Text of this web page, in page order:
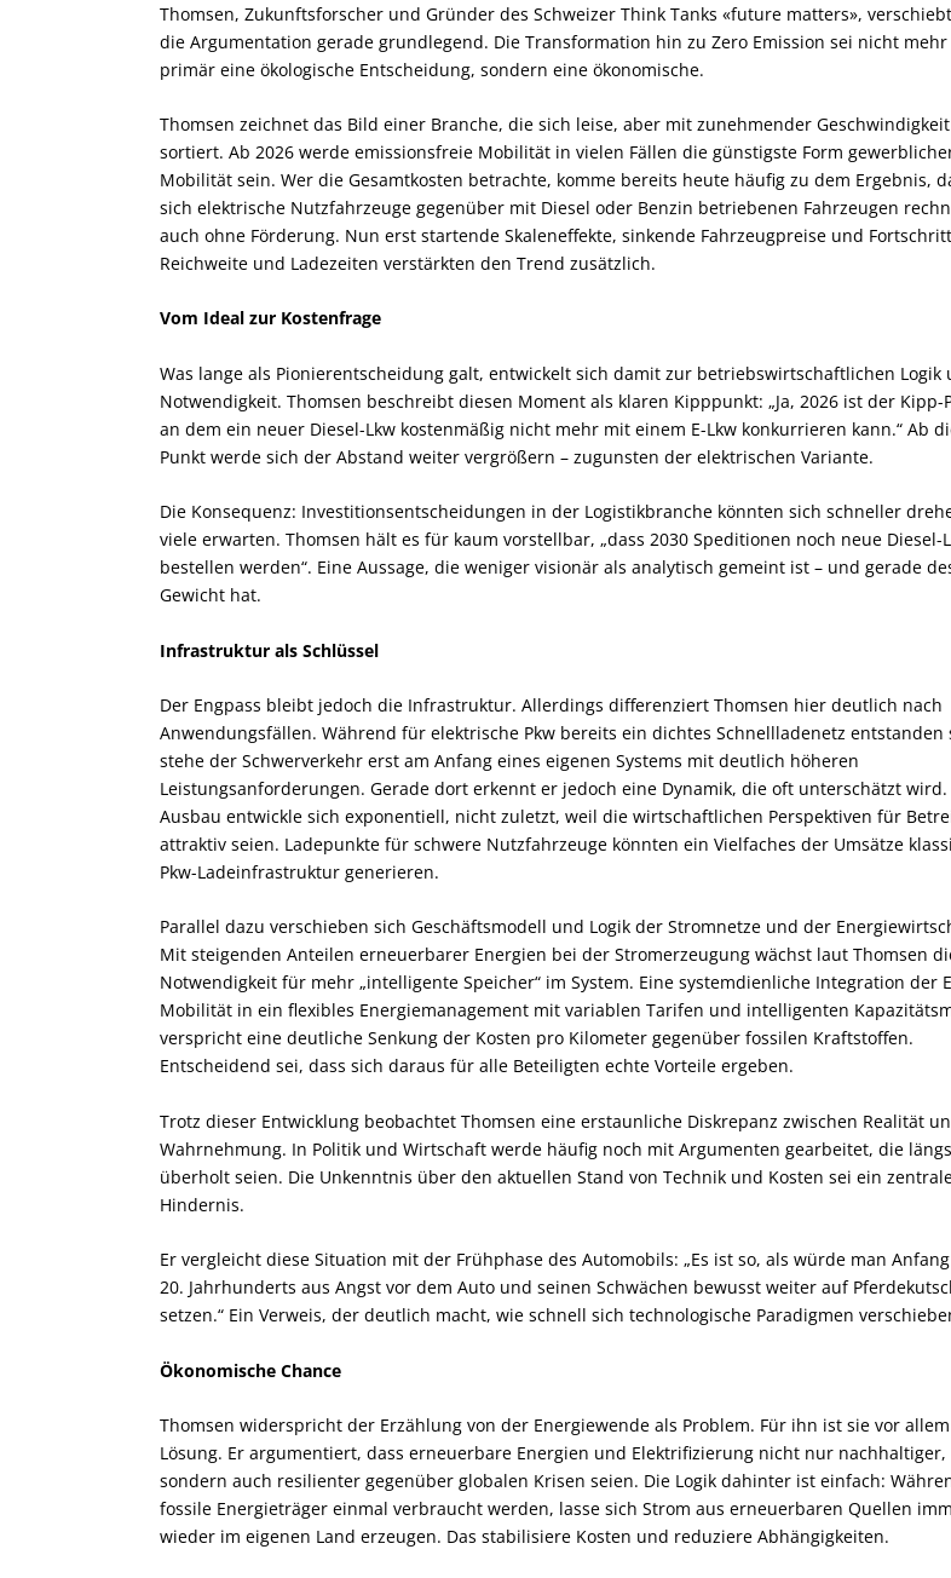
Thomsen, Zukunftsforscher und Gründer des Schweizer Think Tanks «future matters»,
die Argumentation gerade grundlegend. Die Transformation hin zu Zero Emission sei nicht mehr
primär eine ökologische Entscheidung, sondern eine ökonomische.
Thomsen zeichnet das Bild einer Branche, die sich leise, aber mit zunehmender
sortiert. Ab 2026 werde emissionsfreie Mobilität in vielen Fällen die günstigste Form
Mobilität sein. Wer die Gesamtkosten betrachte, komme bereits heute häufig zu dem Ergebnis,
sich elektrische Nutzfahrzeuge gegenüber mit Diesel oder Benzin betriebenen Fahrzeugen
auch ohne Förderung. Nun erst startende Skaleneffekte, sinkende Fahrzeugpreise und
Reichweite und Ladezeiten verstärkten den Trend zusätzlich.
Vom Ideal zur Kostenfrage
Was lange als Pionierentscheidung galt, entwickelt sich damit zur betriebswirtschaftlichen Logik
Notwendigkeit. Thomsen beschreibt diesen Moment als klaren Kipppunkt: „Ja, 2026 ist der Kipp-
an dem ein neuer Diesel-Lkw kostenmäßig nicht mehr mit einem E-Lkw konkurrieren kann.“ Ab
Punkt werde sich der Abstand weiter vergrößern – zugunsten der elektrischen Variante.
Die Konsequenz: Investitionsentscheidungen in der Logistikbranche könnten sich schneller
viele erwarten. Thomsen hält es für kaum vorstellbar, „dass 2030 Speditionen noch neue Diesel-
bestellen werden“. Eine Aussage, die weniger visionär als analytisch gemeint ist – und gerade
Gewicht hat.
Infrastruktur als Schlüssel
Der Engpass bleibt jedoch die Infrastruktur. Allerdings differenziert Thomsen hier deutlich nach
Anwendungsfällen. Während für elektrische Pkw bereits ein dichtes Schnellladenetz entstanden
stehe der Schwerverkehr erst am Anfang eines eigenen Systems mit deutlich höheren
Leistungsanforderungen. Gerade dort erkennt er jedoch eine Dynamik, die oft unterschätzt wird.
Ausbau entwickle sich exponentiell, nicht zuletzt, weil die wirtschaftlichen Perspektiven für
attraktiv seien. Ladepunkte für schwere Nutzfahrzeuge könnten ein Vielfaches der Umsätze
Pkw-Ladeinfrastruktur generieren.
Parallel dazu verschieben sich Geschäftsmodell und Logik der Stromnetze und der
Mit steigenden Anteilen erneuerbarer Energien bei der Stromerzeugung wächst laut Thomsen
Notwendigkeit für mehr „intelligente Speicher“ im System. Eine systemdienliche Integration der
Mobilität in ein flexibles Energiemanagement mit variablen Tarifen und intelligenten
verspricht eine deutliche Senkung der Kosten pro Kilometer gegenüber fossilen Kraftstoffen.
Entscheidend sei, dass sich daraus für alle Beteiligten echte Vorteile ergeben.
Trotz dieser Entwicklung beobachtet Thomsen eine erstaunliche Diskrepanz zwischen Realität
Wahrnehmung. In Politik und Wirtschaft werde häufig noch mit Argumenten gearbeitet, die
überholt seien. Die Unkenntnis über den aktuellen Stand von Technik und Kosten sei ein
Hindernis.
Er vergleicht diese Situation mit der Frühphase des Automobils: „Es ist so, als würde man
20. Jahrhunderts aus Angst vor dem Auto und seinen Schwächen bewusst weiter auf
setzen.“ Ein Verweis, der deutlich macht, wie schnell sich technologische Paradigmen
Ökonomische Chance
Thomsen widerspricht der Erzählung von der Energiewende als Problem. Für ihn ist sie vor
Lösung. Er argumentiert, dass erneuerbare Energien und Elektrifizierung nicht nur nachhaltiger,
sondern auch resilienter gegenüber globalen Krisen seien. Die Logik dahinter ist einfach:
fossile Energieträger einmal verbraucht werden, lasse sich Strom aus erneuerbaren Quellen
wieder im eigenen Land erzeugen. Das stabilisiere Kosten und reduziere Abhängigkeiten.